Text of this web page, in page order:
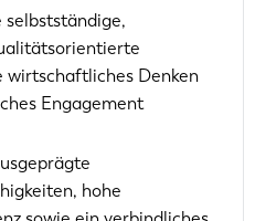
selbstständige,
wirtschaftliches Denken
Engagement
hohe